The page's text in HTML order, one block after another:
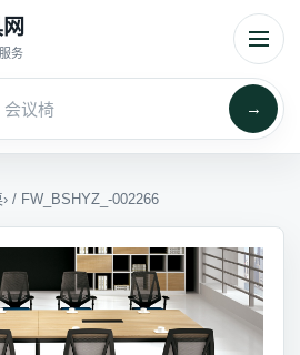
务
→
› / FW_BSHYZ_-002266